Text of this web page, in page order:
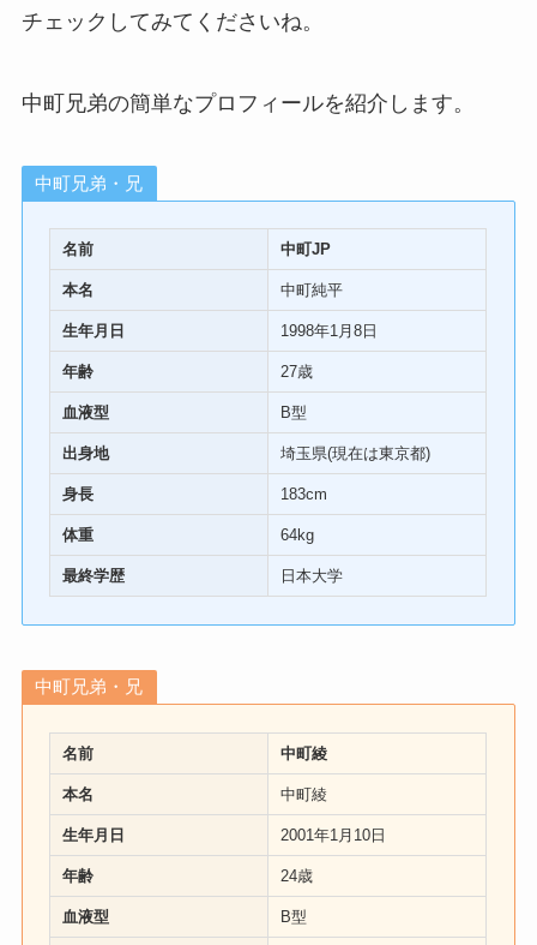
チェックしてみてくださいね。
中町兄弟の簡単なプロフィールを紹介します。
中町兄弟・兄
名前 中町JP
本名 中町純平
生年月日 1998年1月8日
年齢 27歳
血液型 B型
出身地 埼玉県(現在は東京都)
身長 183cm
体重 64kg
最終学歴 日本大学
中町兄弟・兄
名前 中町綾
本名 中町綾
生年月日 2001年1月10日
年齢 24歳
血液型 B型